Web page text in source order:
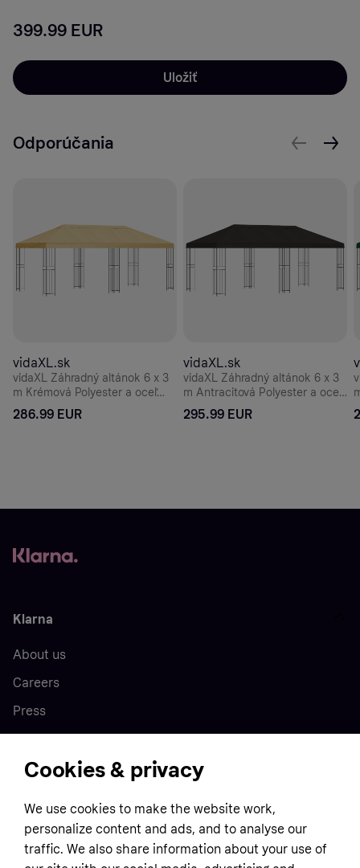
399.99 EUR
Uložiť
Odporúčania
vidaXL.sk
vidaXL Záhradný altánok 6 x 3
m Krémová Polyester a oceľ
190 gsm
286.99 EUR
vidaXL.sk
vidaXL Záhradný altánok 6 x 3
m Antracitová Polyester a oceľ
190 gsm
295.99 EUR
Klarna
About us
Careers
Press
Home
Customer service
Terms & conditions
Business
Cookies & privacy
We use cookies to make the website work,
personalize content and ads, and to analyse our
traffic. We also share information about your use of